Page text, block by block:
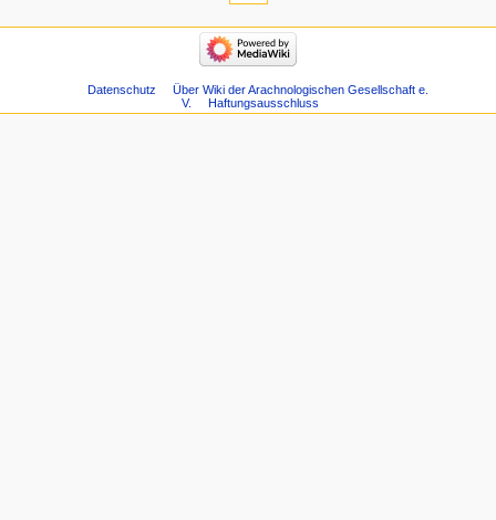
Datenschutz
Über Wiki der Arachnologischen Gesellschaft e.
V.
Haftungsausschluss